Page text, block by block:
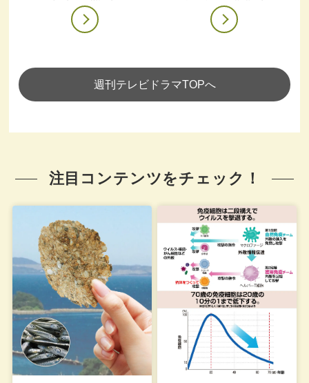
週刊テレビドラマTOPへ
注目コンテンツをチェック！